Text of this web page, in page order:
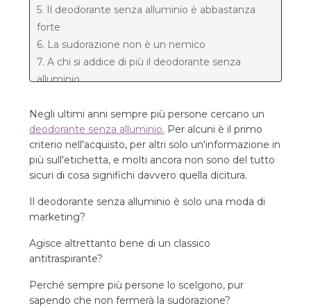
5. Il deodorante senza alluminio è abbastanza
forte
6. La sudorazione non è un nemico
7. A chi si addice di più il deodorante senza
alluminio
esperienza con il deodorante senza alluminio
8.1. Primo, le aspettative sono sbagliate.
8.2. Secondo, la formulazione non è buona.
8.3. Terzo, il modo d'uso non è corretto.
9. Cosa cercare quando scegli un deodorante
senza alluminio
10. Il deodorante senza alluminio nella vita di tutti
11. Quindi...
Negli ultimi anni sempre più persone cercano un
deodorante senza alluminio. Per alcuni è il primo
criterio nell'acquisto, per altri solo un'informazione in
più sull'etichetta, e molti ancora non sono del tutto
sicuri di cosa significhi davvero quella dicitura.
Il deodorante senza alluminio è solo una moda di
marketing?
Agisce altrettanto bene di un classico
antitraspirante?
Perché sempre più persone lo scelgono, pur
sapendo che non fermerà la sudorazione?